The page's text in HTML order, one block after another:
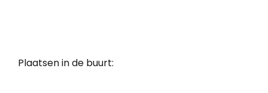
Plaatsen in de buurt: